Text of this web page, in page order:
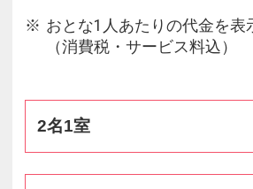
おとな1人あたりの代金を表
（消費税・サービス料込）
2名1室